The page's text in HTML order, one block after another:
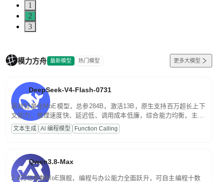
1
2
3
模力方舟 最新模型 热门模型 更多大模型
DeepSeek-V4-Flash-0731
高效轻量化MoE模型，总参284B，激活13B，原生支持百万超长上下
文能力。推理速度快、延迟低、调用成本低廉，综合能力均衡，主打
高并发、轻量化任务，适合日常对话、内容创作、基础 RAG、批量
文案处理等普惠刚需场景。
文本生成 AI 编程模型 Function Calling
Qwen3.8-Max
2.4万亿参数MoE旗舰，编程与办公能力全面跃升，可自主编程十数